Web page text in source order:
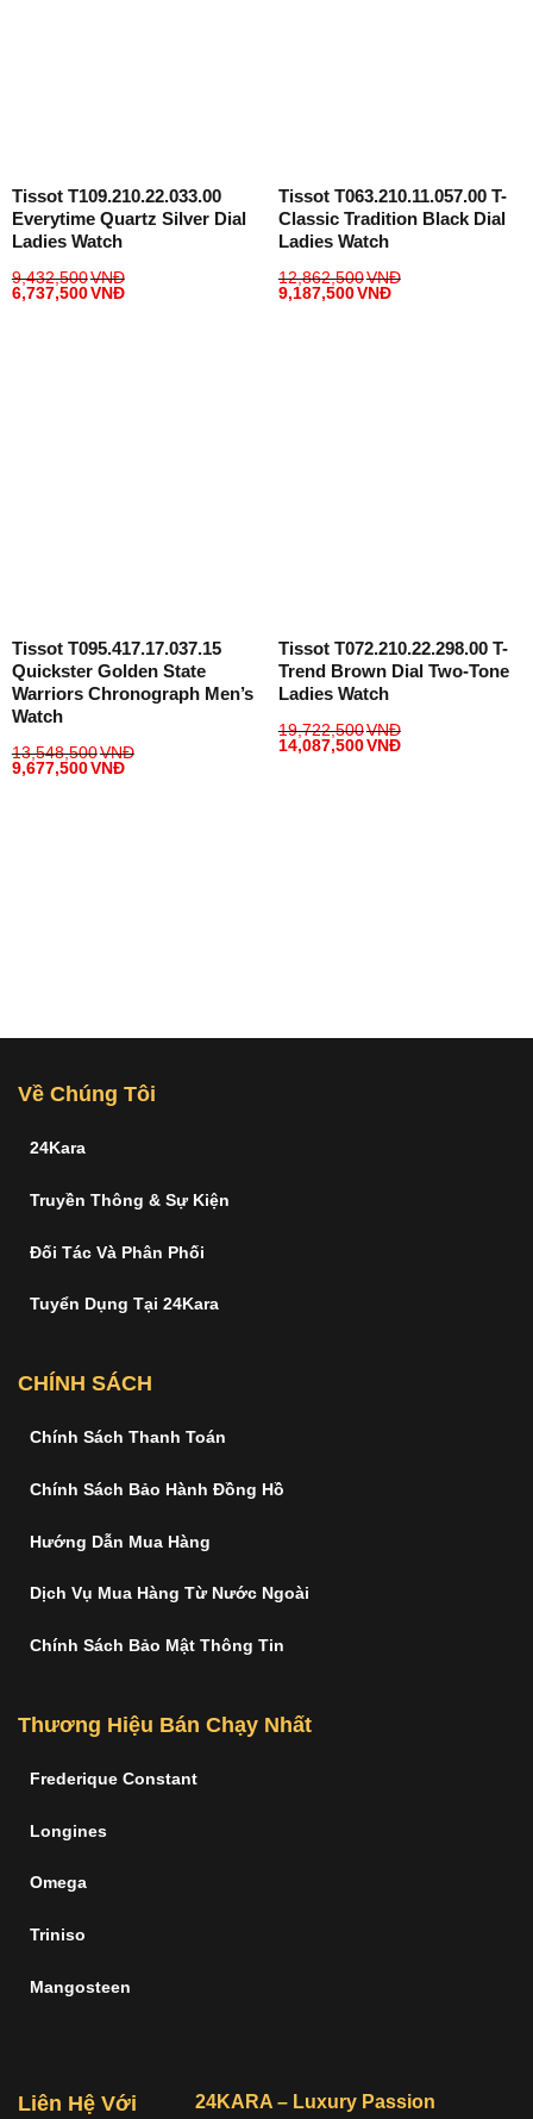
Tissot T109.210.22.033.00
Everytime Quartz Silver Dial
Ladies Watch
9,432,500VNĐ
6,737,500VNĐ
Tissot T063.210.11.057.00 T-
Classic Tradition Black Dial
Ladies Watch
12,862,500VNĐ
9,187,500VNĐ
Tissot T095.417.17.037.15
Quickster Golden State
Warriors Chronograph Men’s
Watch
13,548,500VNĐ
9,677,500VNĐ
Tissot T072.210.22.298.00 T-
Trend Brown Dial Two-Tone
Ladies Watch
19,722,500VNĐ
14,087,500VNĐ
Về Chúng Tôi
24Kara
Truyền Thông & Sự Kiện
Đối Tác Và Phân Phối
Tuyển Dụng Tại 24Kara
CHÍNH SÁCH
Chính Sách Thanh Toán
Chính Sách Bảo Hành Đồng Hồ
Hướng Dẫn Mua Hàng
Dịch Vụ Mua Hàng Từ Nước Ngoài
Chính Sách Bảo Mật Thông Tin
Thương Hiệu Bán Chạy Nhất
Frederique Constant
Longines
Omega
Triniso
Mangosteen
Liên Hệ Với 24KARA – Luxury Passion